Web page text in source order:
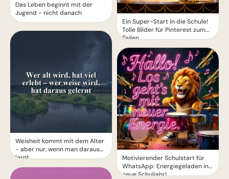
Das Leben beginnt mit der
Jugend - nicht danach
Weisheit kommt mit dem Alter
- aber nur, wenn man daraus
lernt
Ein Super-Start in die Schule!
Tolle Bilder für Pinterest zum
Teilen.
Motivierender Schulstart für
WhatsApp: Energiegeladen ins
neue Schuljahr!